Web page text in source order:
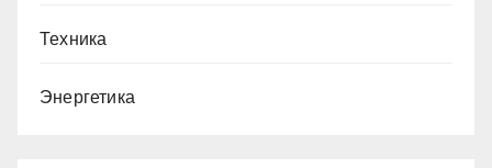
Техника
Энергетика